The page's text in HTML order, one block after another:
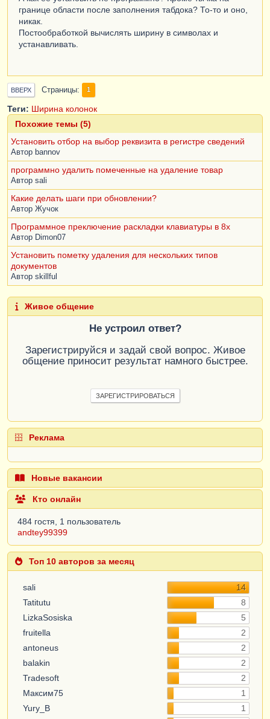
границе области после заполнения табдока? То-то и оно,
никак.
Постообработкой вычислять ширину в символах и
устанавливать.
ВВЕРХ Страницы 1
Теги: Ширина колонок
Похожие темы (5)
Установить отбор на выбор реквизита в регистре сведений
Автор bannov
программно удалить помеченные на удаление товар
Автор sali
Какие делать шаги при обновлении?
Автор Жучок
Программное преключение раскладки клавиатуры в 8х
Автор Dimon07
Установить пометку удаления для нескольких типов
документов
Автор skillful
Живое общение
Не устроил ответ?
Зарегистрируйся и задай свой вопрос. Живое
общение приносит результат намного быстрее.
ЗАРЕГИСТРИРОВАТЬСЯ
Реклама
Новые вакансии
Кто онлайн
484 гостя, 1 пользователь
andtey99399
Топ 10 авторов за месяц
sali
14
Tatitutu
8
LizkaSosiska
5
fruitella
2
antoneus
2
balakin
2
Tradesoft
2
Максим75
1
Yury_B
1